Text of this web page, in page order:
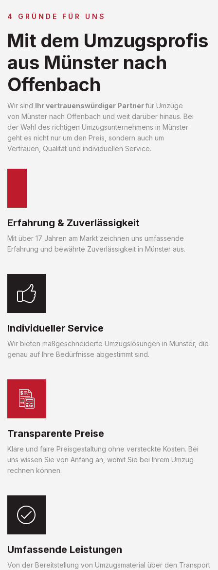
4 GRÜNDE FÜR UNS
Mit dem Umzugsprofis
aus Münster nach
Offenbach
Wir sind Ihr vertrauenswürdiger Partnerfür Umzüge
von Münster nach Offenbach und weit darüber hinaus. Bei
der Wahl des richtigen Umzugsunternehmens in Münster
geht es nicht nur um den Preis, sondern auch um
Vertrauen, Qualität und individuellen Service.
Erfahrung & Zuverlässigkeit
Mit über 17 Jahren am Markt zeichnen uns umfassende
Erfahrung und bewährte Zuverlässigkeit in Münster aus.
Individueller Service
Wir bieten maßgeschneiderte Umzugslösungen in Münster, die
genau auf Ihre Bedürfnisse abgestimmt sind.
Transparente Preise
Klare und faire Preisgestaltung ohne versteckte Kosten. Bei
uns wissen Sie von Anfang an, womit Sie bei Ihrem Umzug
rechnen können.
Umfassende Leistungen
Von der Bereitstellung von Umzugsmaterial über den Transport